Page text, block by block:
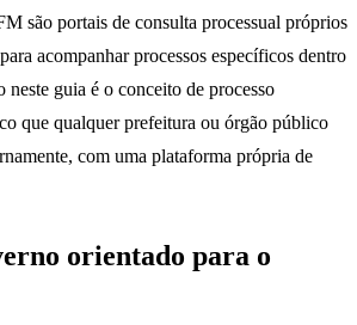
são portais de consulta processual próprios
acompanhar processos específicos dentro
neste guia é o conceito de processo
que qualquer prefeitura ou órgão público
com uma plataforma própria de
orientado para o